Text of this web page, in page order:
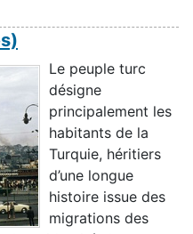
Le peuple turc
désigne
principalement les
habitants de la
Turquie, héritiers
d’une longue
histoire issue des
migrations des